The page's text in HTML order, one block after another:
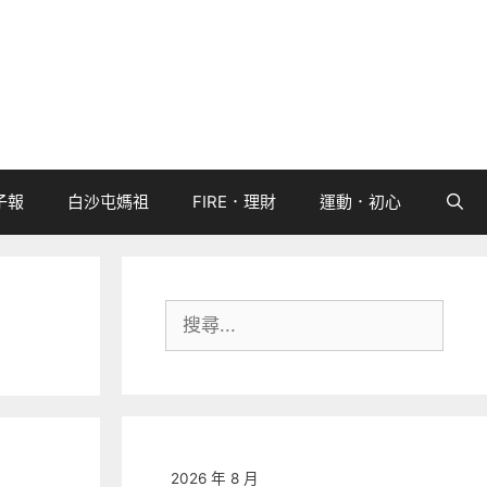
報 白沙屯媽祖 FIRE．理財 運動．初心
尋:
2026 年 8 月